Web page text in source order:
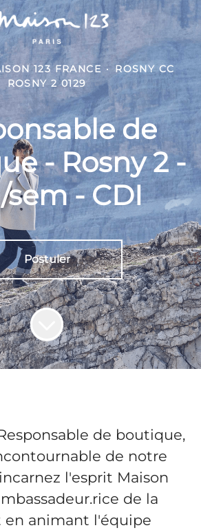
123 FRANCE · ROSNY CC
ROSNY 2 0129
de
- Rosny 2 -
sem - CDI
Postuler
de boutique,
de notre
l'esprit Maison
de la
en animant l'équipe